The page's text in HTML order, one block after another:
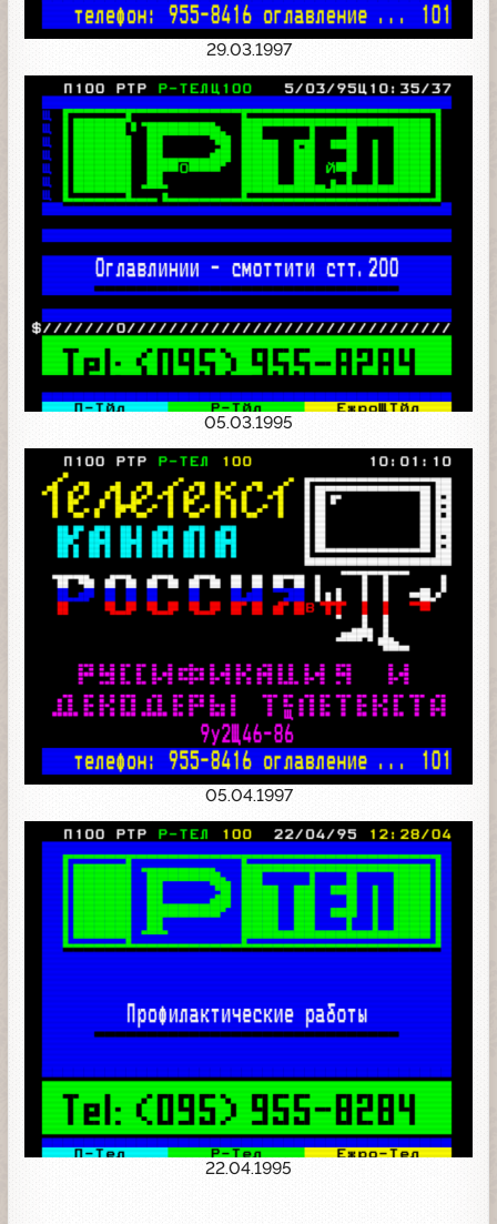
29.03.1997
05.03.1995
05.04.1997
22.04.1995